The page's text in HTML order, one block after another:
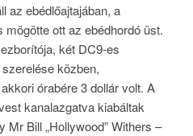
az ebédlőajtajában, a
ott az ebédhordó üst.
két DC9-es
közben,
órabére 3 dollár volt. A
kanalazgatva kiabáltak
Bill „Hollywood” Withers –